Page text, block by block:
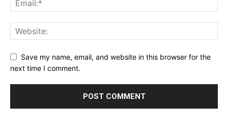
Save my name, email, and website in this browser for the
next time I comment.